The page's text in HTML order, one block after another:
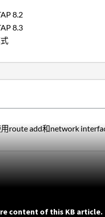
8.2
8.3
route add和network
content of this KB article.